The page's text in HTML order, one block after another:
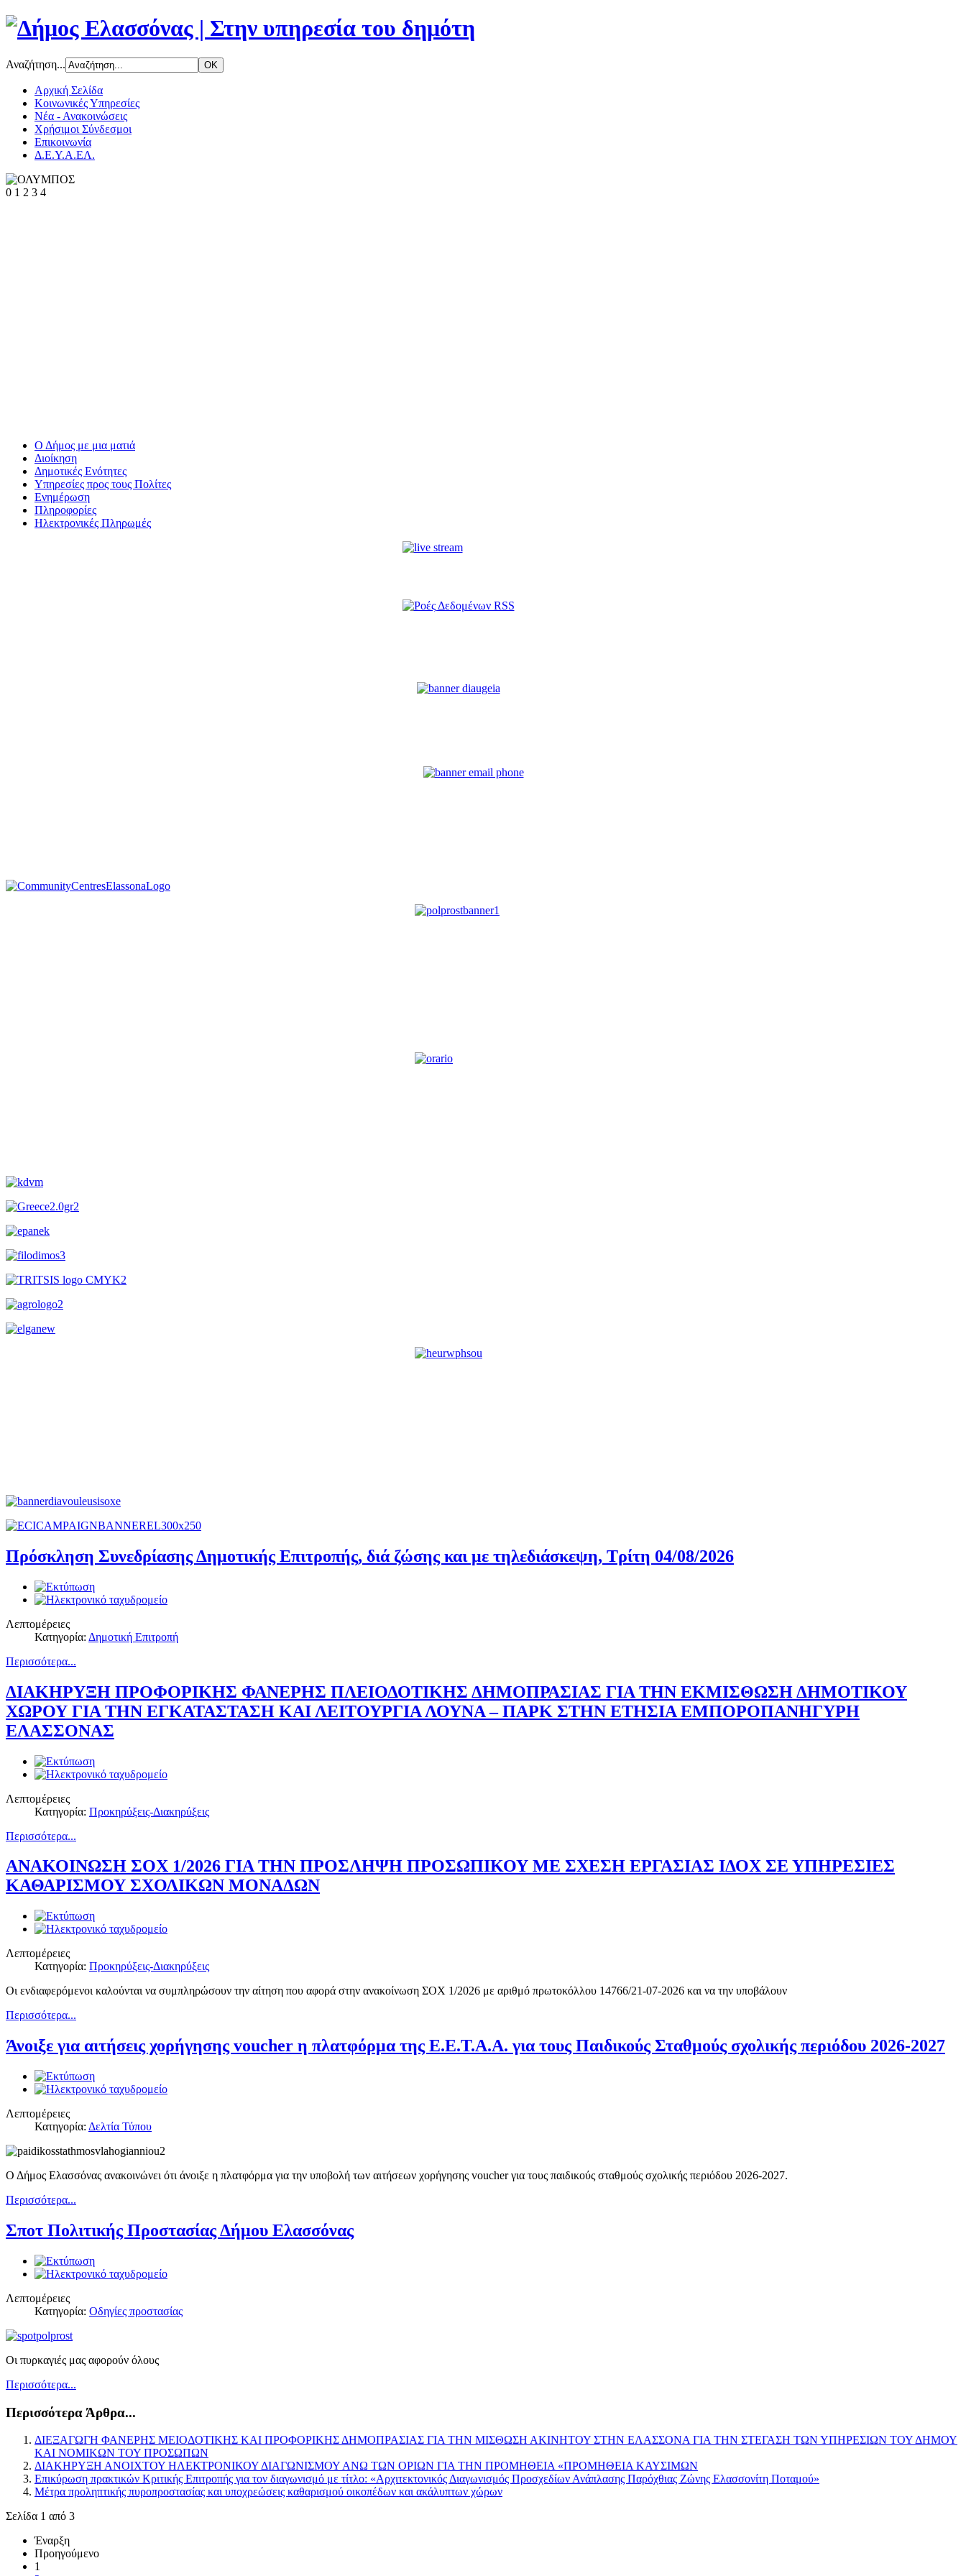
Αναζήτηση...
Αρχική Σελίδα
Κοινωνικές Υπηρεσίες
Νέα - Ανακοινώσεις
Χρήσιμοι Σύνδεσμοι
Επικοινωνία
Δ.Ε.Υ.Α.ΕΛ.
0 1 2 3 4
Ο Δήμος με μια ματιά
Διοίκηση
Δημοτικές Ενότητες
Υπηρεσίες προς τους Πολίτες
Ενημέρωση
Πληροφορίες
Ηλεκτρονικές Πληρωμές
Πρόσκληση Συνεδρίασης Δημοτικής Επιτροπής, διά ζώσης και με τηλεδιάσκεψη, Τρίτη 04/08/2026
Λεπτομέρειες
Κατηγορία: Δημοτική Επιτροπή
Περισσότερα...
ΔΙΑΚΗΡΥΞΗ ΠΡΟΦΟΡΙΚΗΣ ΦΑΝΕΡΗΣ ΠΛΕΙΟΔΟΤΙΚΗΣ ΔΗΜΟΠΡΑΣΙΑΣ ΓΙΑ ΤΗΝ ΕΚΜΙΣΘΩΣΗ ΔΗΜΟΤΙΚΟΥ
ΧΩΡΟΥ ΓΙΑ ΤΗΝ ΕΓΚΑΤΑΣΤΑΣΗ ΚΑΙ ΛΕΙΤΟΥΡΓΙΑ ΛΟΥΝΑ – ΠΑΡΚ ΣΤΗΝ ΕΤΗΣΙΑ ΕΜΠΟΡΟΠΑΝΗΓΥΡΗ
ΕΛΑΣΣΟΝΑΣ
Λεπτομέρειες
Κατηγορία: Προκηρύξεις-Διακηρύξεις
Περισσότερα...
ΑΝΑΚΟΙΝΩΣΗ ΣΟΧ 1/2026 ΓΙΑ ΤΗΝ ΠΡΟΣΛΗΨΗ ΠΡΟΣΩΠΙΚΟΥ ΜΕ ΣΧΕΣΗ ΕΡΓΑΣΙΑΣ ΙΔΟΧ ΣΕ ΥΠΗΡΕΣΙΕΣ
ΚΑΘΑΡΙΣΜΟΥ ΣΧΟΛΙΚΩΝ ΜΟΝΑΔΩΝ
Λεπτομέρειες
Κατηγορία: Προκηρύξεις-Διακηρύξεις
Οι ενδιαφερόμενοι καλούνται να συμπληρώσουν την αίτηση που αφορά στην ανακοίνωση ΣΟΧ 1/2026 με αριθμό πρωτοκόλλου 14766/21-07-2026 και να την υποβάλουν
Περισσότερα...
Άνοιξε για αιτήσεις χορήγησης voucher η πλατφόρμα της Ε.Ε.Τ.Α.Α. για τους Παιδικούς Σταθμούς σχολικής περιόδου 2026-2027
Λεπτομέρειες
Κατηγορία: Δελτία Τύπου
Ο Δήμος Ελασσόνας ανακοινώνει ότι άνοιξε η πλατφόρμα για την υποβολή των αιτήσεων χορήγησης voucher για τους παιδικούς σταθμούς σχολικής περιόδου 2026-2027.
Περισσότερα...
Σποτ Πολιτικής Προστασίας Δήμου Ελασσόνας
Λεπτομέρειες
Κατηγορία: Οδηγίες προστασίας
Οι πυρκαγιές μας αφορούν όλους
Περισσότερα...
Περισσότερα Άρθρα...
ΔΙΕΞΑΓΩΓΗ ΦΑΝΕΡΗΣ ΜΕΙΟΔΟΤΙΚΗΣ ΚΑΙ ΠΡΟΦΟΡΙΚΗΣ ΔΗΜΟΠΡΑΣΙΑΣ ΓΙΑ ΤΗΝ ΜΙΣΘΩΣΗ ΑΚΙΝΗΤΟΥ ΣΤΗΝ ΕΛΑΣΣΟΝΑ ΓΙΑ ΤΗΝ ΣΤΕΓΑΣΗ ΤΩΝ ΥΠΗΡΕΣΙΩΝ ΤΟΥ ΔΗΜΟΥ
ΚΑΙ ΝΟΜΙΚΩΝ ΤΟΥ ΠΡΟΣΩΠΩΝ
ΔΙΑΚΗΡΥΞΗ ΑΝΟΙΧΤΟΥ ΗΛΕΚΤΡΟΝΙΚΟΥ ΔΙΑΓΩΝΙΣΜΟΥ ΑΝΩ ΤΩΝ ΟΡΙΩΝ ΓΙΑ ΤΗΝ ΠΡΟΜΗΘΕΙΑ «ΠΡΟΜΗΘΕΙΑ ΚΑΥΣΙΜΩΝ
Επικύρωση πρακτικών Κριτικής Επιτροπής για τον διαγωνισμό με τίτλο: «Αρχιτεκτονικός Διαγωνισμός Προσχεδίων Ανάπλασης Παρόχθιας Ζώνης Ελασσονίτη Ποταμού»
Μέτρα προληπτικής πυροπροστασίας και υποχρεώσεις καθαρισμού οικοπέδων και ακάλυπτων χώρων
Σελίδα 1 από 3
Έναρξη
Προηγούμενο
1